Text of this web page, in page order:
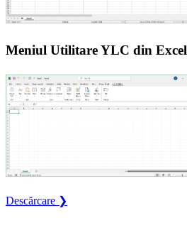
Meniul Utilitare YLC din Excel
Descărcare ❯